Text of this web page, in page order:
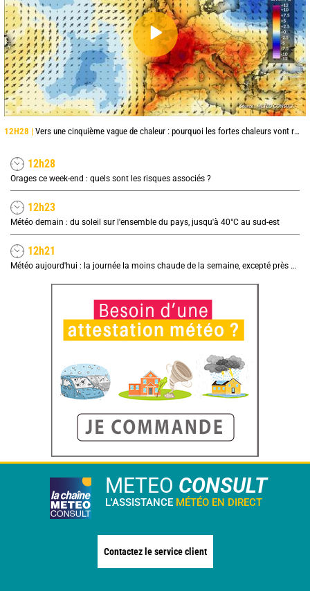
12H28 | Vers une cinquième vague de chaleur : pourquoi les fortes chaleurs vont rapidement revenir en France
12h28
Orages ce week-end : quels sont les risques associés ?
12h23
Météo demain : du soleil sur l'ensemble du pays, jusqu'à 40°C au sud-est
12h21
Météo aujourd'hui : la journée la moins chaude de la semaine, excepté près de la Méditerranée
METEO CONSULT
L'ASSISTANCE MÉTÉO EN DIRECT
Contactez le service client